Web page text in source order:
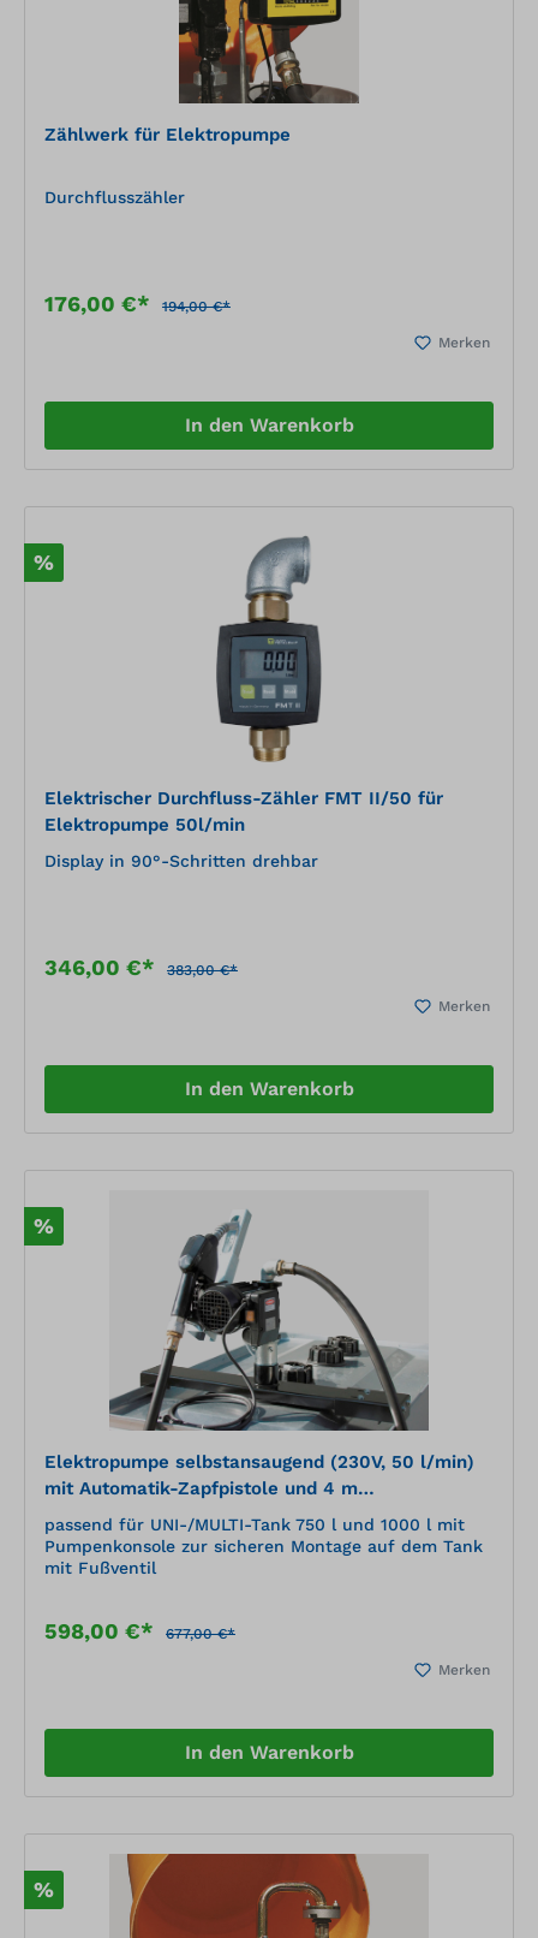
Zählwerk für Elektropumpe
Durchflusszähler
176,00 €* 194,00 €*
Merken
In den Warenkorb
%
Elektrischer Durchfluss-Zähler FMT II/50 für
Elektropumpe 50l/min
Display in 90°-Schritten drehbar
346,00 €* 383,00 €*
Merken
In den Warenkorb
%
Elektropumpe selbstansaugend (230V, 50 l/min)
mit Automatik-Zapfpistole und 4 m
Befüllschlauch
passend für UNI-/MULTI-Tank 750 l und 1000 l mit
Pumpenkonsole zur sicheren Montage auf dem Tank
mit Fußventil
598,00 €* 677,00 €*
Merken
In den Warenkorb
%